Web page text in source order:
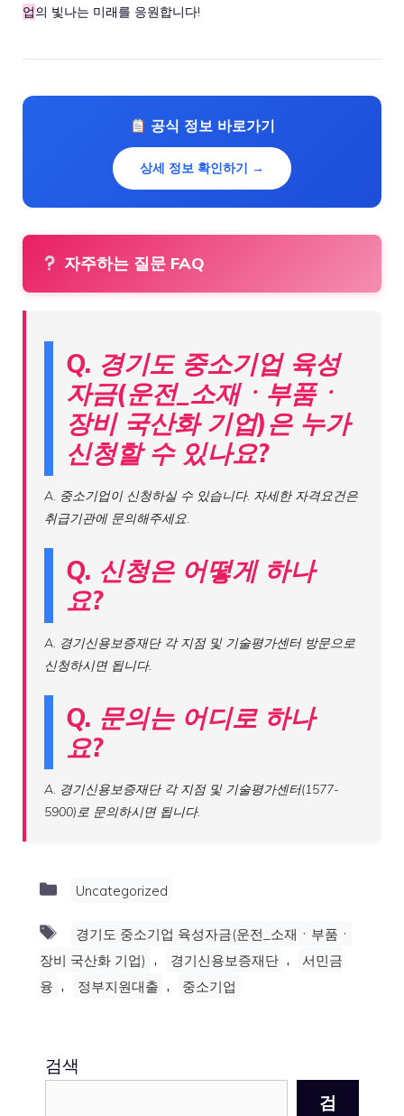
업의 빛나는 미래를 응원합니다!
공식 정보 바로가기
상세 정보 확인하기 →
자주하는 질문 FAQ
Q. 경기도 중소기업 육성
자금(운전_소재ㆍ부품ㆍ
장비 국산화 기업)은 누가
신청할 수 있나요?
A. 중소기업이 신청하실 수 있습니다. 자세한 자격요건은
취급기관에 문의해주세요.
Q. 신청은 어떻게 하나
요?
A. 경기신용보증재단 각 지점 및 기술평가센터 방문으로
신청하시면 됩니다.
Q. 문의는 어디로 하나
요?
A. 경기신용보증재단 각 지점 및 기술평가센터(1577-
5900)로 문의하시면 됩니다.
Categories
Uncategorized
Tags
경기도 중소기업 육성자금(운전_소재ㆍ부품ㆍ
장비 국산화 기업) , 경기신용보증재단 ,
서민금
융 , 정부지원대출 , 중소기업
검색
검